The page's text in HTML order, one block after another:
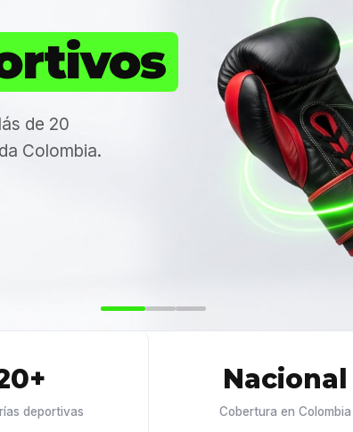
de 20
Colombia.
deportivas
Nacional
Cobertura en Colombia